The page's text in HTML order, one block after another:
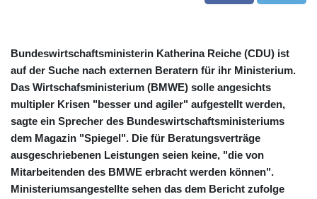
Bundeswirtschaftsministerin Katherina Reiche (CDU) ist
auf der Suche nach externen Beratern für ihr Ministerium.
Das Wirtschafsministerium (BMWE) solle angesichts
multipler Krisen "besser und agiler" aufgestellt werden,
sagte ein Sprecher des Bundeswirtschaftsministeriums
dem Magazin "Spiegel". Die für Beratungsverträge
ausgeschriebenen Leistungen seien keine, "die von
Mitarbeitenden des BMWE erbracht werden können".
Ministeriumsangestellte sehen das dem Bericht zufolge